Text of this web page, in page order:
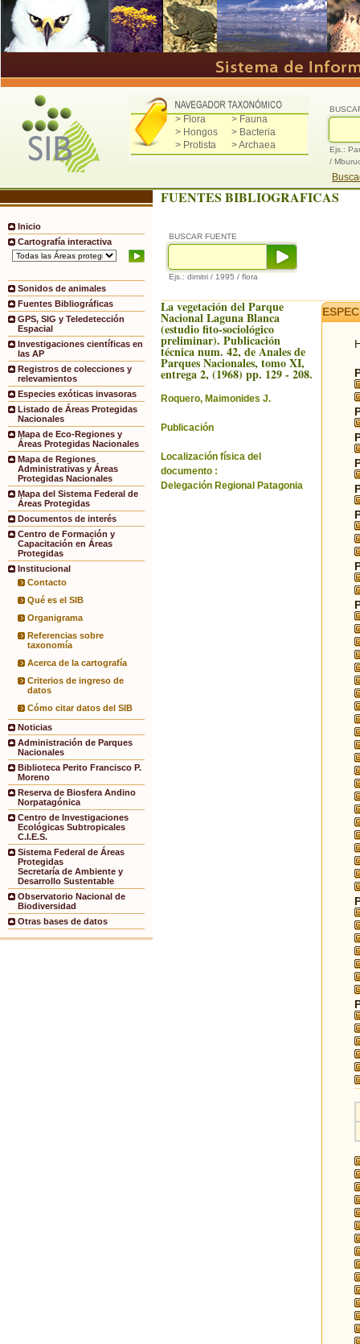
> Flora
> Fauna
> Hongos
> Bacteria
> Protista
> Archaea
Ejs.:
/
Inicio
Cartografía interactiva
Sonidos de animales
Fuentes Bibliográficas
GPS, SIG y Teledetección
Espacial
Investigaciones científicas en
las AP
Registros de colecciones y
relevamientos
Especies exóticas invasoras
Listado de Áreas Protegidas
Nacionales
Mapa de Eco-Regiones y
Áreas Protegidas Nacionales
Mapa de Regiones
Administrativas y Áreas
Protegidas Nacionales
Mapa del Sistema Federal de
Áreas Protegidas
Documentos de interés
Centro de Formación y
Capacitación en Áreas
Protegidas
Institucional
Contacto
Qué es el SIB
Organigrama
Referencias sobre
taxonomía
Acerca de la cartografía
Criterios de ingreso de
datos
Cómo citar datos del SIB
Noticias
Administración de Parques
Nacionales
Biblioteca Perito Francisco P.
Moreno
Reserva de Biosfera Andino
Norpatagónica
Centro de Investigaciones
Ecológicas Subtropicales
C.I.E.S.
Sistema Federal de Áreas
Protegidas
Secretaría de Ambiente y
Desarrollo Sustentable
Observatorio Nacional de
Biodiversidad
Otras bases de datos
FUENTES BIBLIOGRAFICAS
BUSCAR FUENTE
Ejs.: dimitri / 1995 / flora
La vegetación del Parque
Nacional Laguna Blanca
(estudio fito-sociológico
preliminar). Publicación
técnica num. 42, de Anales de
Parques Nacionales, tomo XI,
entrega 2, (1968) pp. 129 - 208.
Roquero, Maimonides J.
Publicación
Localización física del
documento :
Delegación Regional Patagonia